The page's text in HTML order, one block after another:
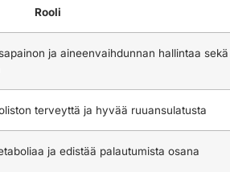
Rooli
ja aineenvaihdunnan hallintaa sekä
terveyttä ja hyvää ruuansulatusta
ja edistää palautumista osana